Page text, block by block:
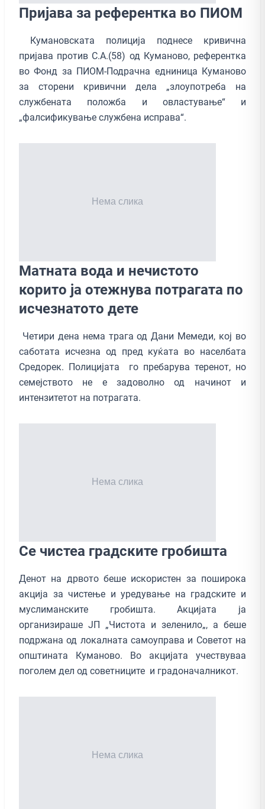
Пријава за рефeрентка во ПИОМ
Кумановската полиција поднесе кривична
пријава против С.А.(58) од Куманово, референтка
во Фонд за ПИОМ-Подрачна едниница Куманово
за сторени кривични дела „злоупотреба на
службената положба и овластување“ и
„фалсификување службена исправа“.
Матната вода и нечистото
корито ја отежнува потрагата по
исчезнатото дете
Четири дена нема трага од Дани Мемеди, кој во
саботата исчезна од пред куќата во населбата
Средорек. Полицијата го пребарува теренот, но
семејството не е задоволно од начинот и
интензитетот на потрагата.
Се чистеа градските гробишта
Денот на дрвото беше искористен за поширока
акција за чистење и уредување на градските и
муслиманските гробишта. Акцијата ја
организираше ЈП „Чистота и зеленило„, а беше
подржана од локалната самоуправа и Советот на
општината Куманово. Во акцијата учествуваа
поголем дел од советниците и градоначалникот.